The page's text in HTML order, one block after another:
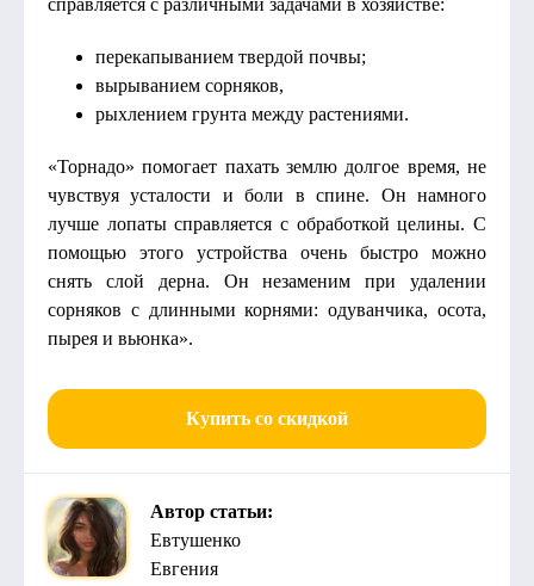
справляется с различными задачами в хозяйстве:
перекапыванием твердой почвы;
вырыванием сорняков,
рыхлением грунта между растениями.
«Торнадо» помогает пахать землю долгое время, не
чувствуя усталости и боли в спине. Он намного
лучше лопаты справляется с обработкой целины. С
помощью этого устройства очень быстро можно
снять слой дерна. Он незаменим при удалении
сорняков с длинными корнями: одуванчика, осота,
пырея и вьюнка».
Купить со скидкой
Автор статьи:
Евтушенко
Евгения